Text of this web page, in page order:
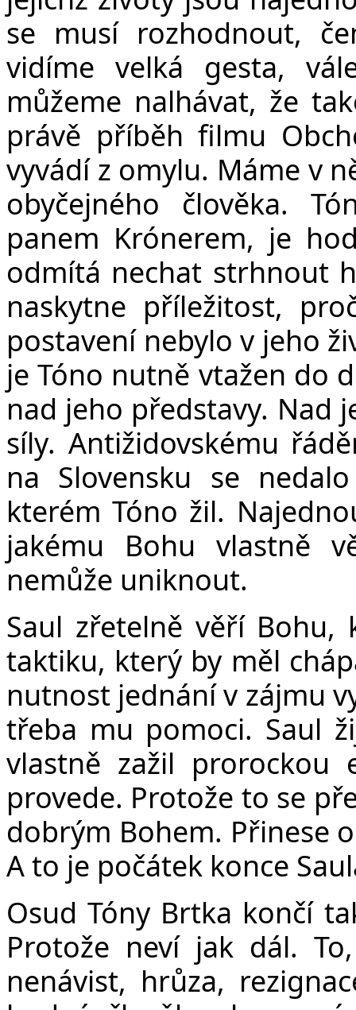
se musí rozhodnout,
vidíme velká gesta,
můžeme nalhávat, že
právě příběh filmu
vyvádí z omylu. Máme v
obyčejného člověka.
panem Krónerem, je
odmítá nechat strhnout
naskytne příležitost,
postavení nebylo v jeho
je Tóno nutně vtažen do
nad jeho představy. Nad
síly. Antižidovskému
na Slovensku se
kterém Tóno žil.
jakému Bohu vlastně
nemůže uniknout.
Saul zřetelně věří
taktiku, který by měl
nutnost jednání v zájmu
třeba mu pomoci. Saul
vlastně zažil
provede. Protože to se
dobrým Bohem. Přinese
A to je počátek konce
Osud Tóny Brtka končí
Protože neví jak dál.
nenávist, hrůza,